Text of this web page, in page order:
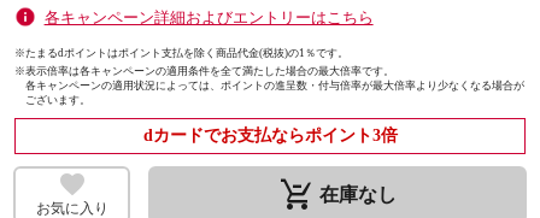
各キャンペーン詳細およびエントリーはこちら
※たまるdポイントはポイント支払を除く商品代金(税抜)の1％です。
※表示倍率は各キャンペーンの適用条件を全て満たした場合の最大倍率です。
各キャンペーンの適用状況によっては、ポイントの進呈数・付与倍率が最大倍率より少なくなる場合が
ございます。
dカードでお支払ならポイント3倍
お気に入り remove_shopping_cart 在庫なし